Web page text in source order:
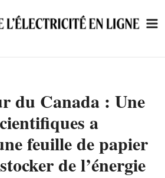
du Canada : Une
a
feuille de papier
de l’énergie